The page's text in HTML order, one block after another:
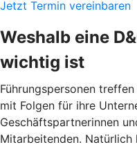
Jetzt Termin vereinbaren
Weshalb eine
wichtig ist
Führungspersonen
mit Folgen für ihre
Geschäftspartnerinnen
Mitarbeitenden.